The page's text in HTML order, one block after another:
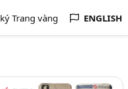
Trang vàng ENGLISH